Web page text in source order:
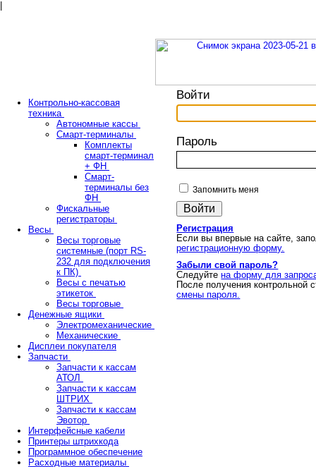
Контрольно-кассовая
техника
Автономные кассы
Смарт-терминалы
Комплекты
смарт-терминал
+ ФН
Смарт-
терминалы без
ФН
Фискальные
регистраторы
Весы
Весы торговые
системные (порт RS-
232 для подключения
к ПК)
Весы с печатью
этикеток
Весы торговые
Денежные ящики
Электромеханические
Механические
Дисплеи покупателя
Запчасти
Запчасти к кассам
АТОЛ
Запчасти к кассам
ШТРИХ
Запчасти к кассам
Эвотор
Интерфейсные кабели
Принтеры штрихкода
Программное обеспечение
Расходные материалы
Войти
Пароль
Запомнить меня
Регистрация
Если вы впервые на сайте,
регистрационную форму.
Забыли свой пароль?
Следуйтена форму для
После получения контрольной
смены пароля.